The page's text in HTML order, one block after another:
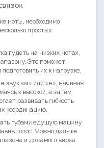
ноты, необходимо
простых
гудеть на низких нотах,
Это поможет
их к нагрузке.
звук «м» или «н», начиная
к высокой, а затем
развивать гибкость
координацию.
губами едущую машину
голос. Можно дальше
и до самого верха.